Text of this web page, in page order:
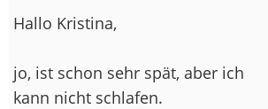
Hallo Kristina,
jo, ist schon sehr spät, aber ich
kann nicht schlafen.